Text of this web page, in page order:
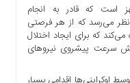
است که قادر به انجام
می‌رسد که از هر فرصتی
که برای ایجاد اختلال
سرعت پیشروی نیرو‌های